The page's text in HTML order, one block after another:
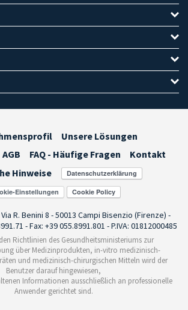
Unsere Lösungen
AGB FAQ - Häufige Fragen
Kontakt
Hinweise
Einstellungen
R. Benini 8 - 50013 Campi Bisenzio (Firenze) -
- Fax: +39 055.8991.801 - P.IVA: 01812000485
Richtlinien des Gesundheitsministeriums zur
über Medizinprodukten, in-vitro medizinisch-
und medizinisch-chirurgischen Mitteln wird der
Benutzer darauf hingewiesen,
Informationen ausschließlich an professionelle
Anwender gerichtet sind.